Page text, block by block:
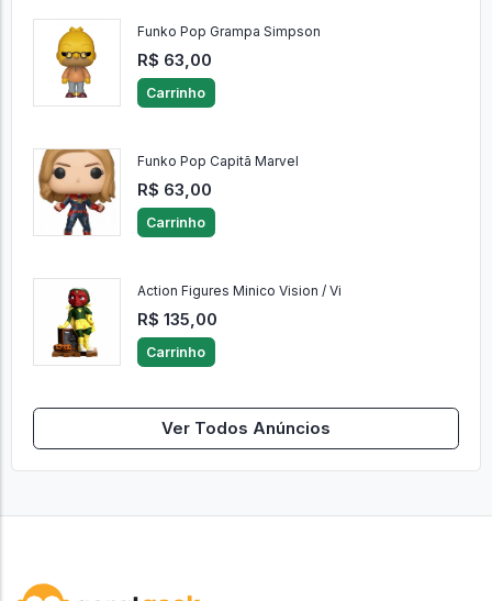
Funko Pop Grampa Simpson
R$ 63,00
Carrinho
Funko Pop Capitã Marvel
R$ 63,00
Carrinho
Action Figures Minico Vision / Vi
R$ 135,00
Carrinho
Ver Todos Anúncios